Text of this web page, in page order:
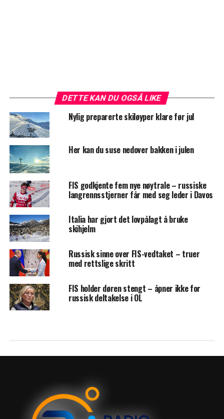
DETTE KAN DU OGSÅ LIKE
Nylig preparerte skiløyper klare før jul
Her kan du suse nedover bakken i julen
FIS godkjente fem nye nøytrale – russiske
langrennsstjerner får med seg leder i Davos
Italia har gjort det lovpålagt å bruke
skihjelm
Russisk sinne over FIS-vedtaket – truer
med rettslige skritt
FIS holder døren stengt – åpner ikke for
russisk deltakelse i OL